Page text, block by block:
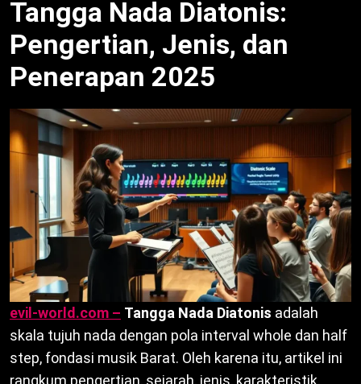
Tangga Nada Diatonis:
Pengertian, Jenis, dan
Penerapan 2025
evil-world.com – Tangga Nada Diatonis adalah
skala tujuh nada dengan pola interval whole dan half
step, fondasi musik Barat. Oleh karena itu, artikel ini
rangkum pengertian, sejarah, jenis, karakteristik,